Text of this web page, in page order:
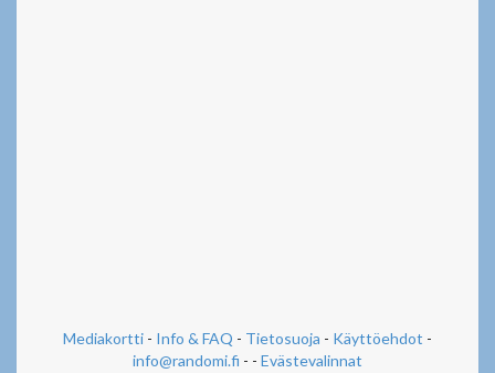
Mediakortti - Info & FAQ - Tietosuoja - Käyttöehdot -
info@randomi.fi - - Evästevalinnat